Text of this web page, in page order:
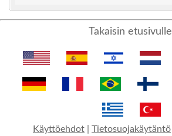
Takaisin etusivulle
Käyttöehdot Tietosuojakäytäntö